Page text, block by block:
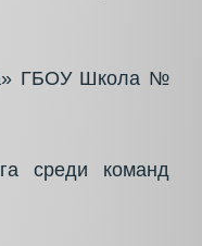
ГБОУ Школа №
среди команд